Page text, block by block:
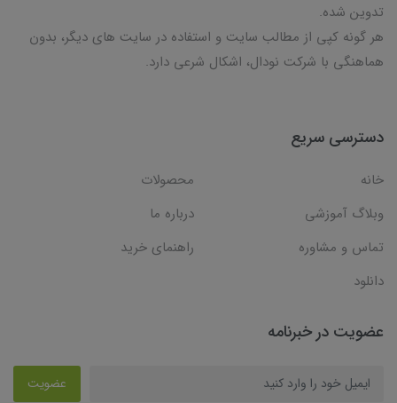
تدوین شده.
هر گونه کپی از مطالب سایت و استفاده در سایت های دیگر، بدون
هماهنگی با شرکت نودال، اشکال شرعی دارد.
دسترسی سریع
خانه
محصولات
وبلاگ آموزشی
درباره ما
تماس و مشاوره
راهنمای خرید
دانلود
عضویت در خبرنامه
عضویت